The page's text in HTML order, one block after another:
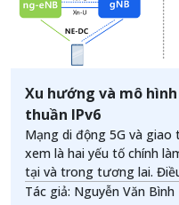
Xu hướng và mô
thuần IPv6
Mạng di động 5G và
xem là hai yếu tố chính
tại và trong tương lai.
nghệ và hệ thống cũ sẽ
Tác giả: Nguyễn Văn Bình